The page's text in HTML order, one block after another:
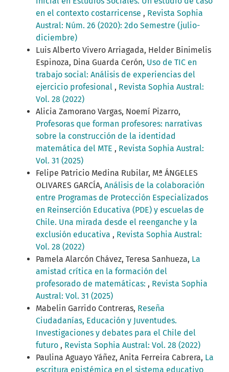
en el contexto costarricense , Revista Sophia
Austral: Núm. 26 (2020): 2do Semestre (julio-
diciembre)
Luis Alberto Vivero Arriagada, Helder Binimelis
Espinoza, Dina Guarda Cerón, Uso de TIC en
trabajo social: Análisis de experiencias del
ejercicio profesional , Revista Sophia Austral:
Vol. 28 (2022)
Alicia Zamorano Vargas, Noemí Pizarro,
Profesoras que forman profesores: narrativas
sobre la construcción de la identidad
matemática del MTE , Revista Sophia Austral:
Vol. 31 (2025)
Felipe Patricio Medina Rubilar, Mª ÁNGELES
OLIVARES GARCÍA, Análisis de la colaboración
entre Programas de Protección Especializados
en Reinserción Educativa (PDE) y escuelas de
Chile. Una mirada desde el reenganche y la
exclusión educativa , Revista Sophia Austral:
Vol. 28 (2022)
Pamela Alarcón Chávez, Teresa Sanhueza, La
amistad crítica en la formación del
profesorado de matemáticas: , Revista Sophia
Austral: Vol. 31 (2025)
Mabelin Garrido Contreras, Reseña
Ciudadanías, Educación y Juventudes.
Investigaciones y debates para el Chile del
futuro , Revista Sophia Austral: Vol. 28 (2022)
Paulina Aguayo Yáñez, Anita Ferreira Cabrera, La
escritura epistémica en el sistema educativo